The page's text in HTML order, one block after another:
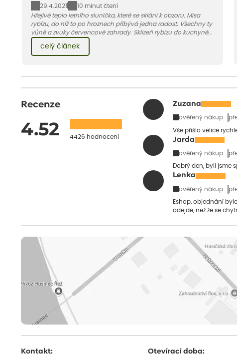
29.4.2021
10 minut čtení
Hřejivé teplo letního sluníčka, které se sklání k obzoru. Mísa
rybízu, do níž to po hroznech přibývá jedna radost. Všechny ty
vůně a zvuky červencové zahrady. Sklizeň rybízu do kuchyně
vnese neuvěřitelný klid a radost. A taky trochu bezstarostnosti
dětství při mlsání babiččina drobenkového koláče s rybízem.
celý článek
Recenze
4.52 4426 hodnocení
Zuzana
ověřený nákup
Vše přišlo velice
Jarda
ověřený nákup
Dobrý den, byli jsme
Lenka
ověřený nákup
Eshop, objednání
odejde, než že se
Kontakt: Otevírací doba: